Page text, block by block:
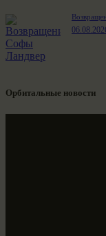
Орбитальные новости